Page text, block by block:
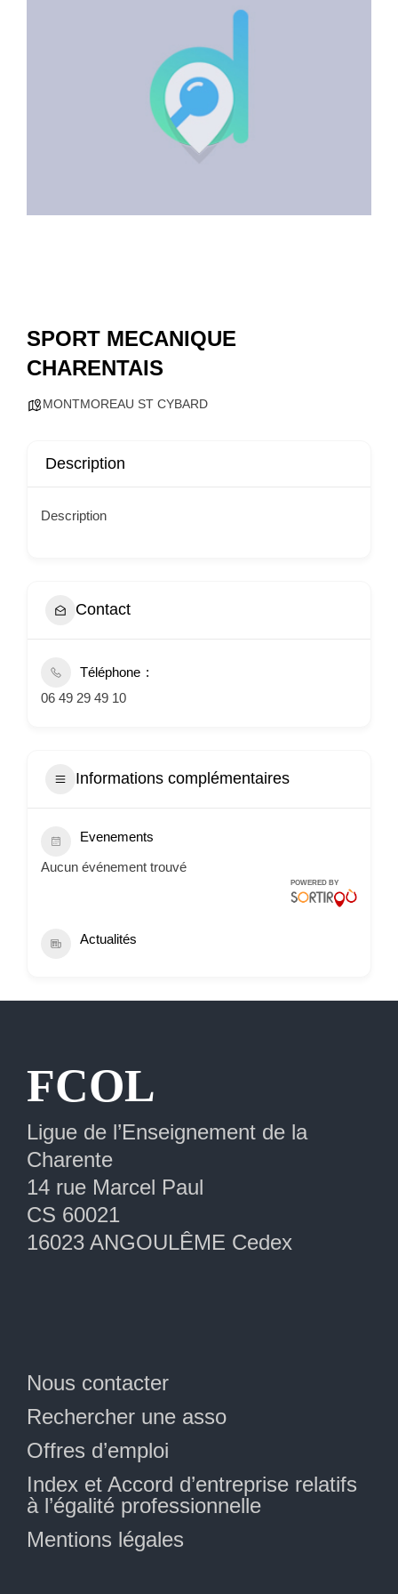
SPORT MECANIQUE
CHARENTAIS
MONTMOREAU ST CYBARD
Description
Description
Contact
Téléphone
06 49 29 49 10
Informations complémentaires
Evenements
Aucun événement trouvé
POWERED BY
Actualités
FCOL
Ligue de l’Enseignement de la
Charente
14 rue Marcel Paul
CS 60021
16023 ANGOULÊME Cedex
Nous contacter
Rechercher une asso
Offres d’emploi
Index et Accord d’entreprise relatifs
à l’égalité professionnelle
Mentions légales